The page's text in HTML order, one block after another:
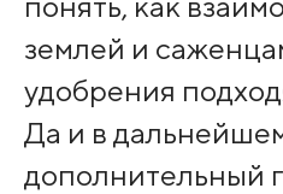
землей и
удобрения
Да и в
дополнительный